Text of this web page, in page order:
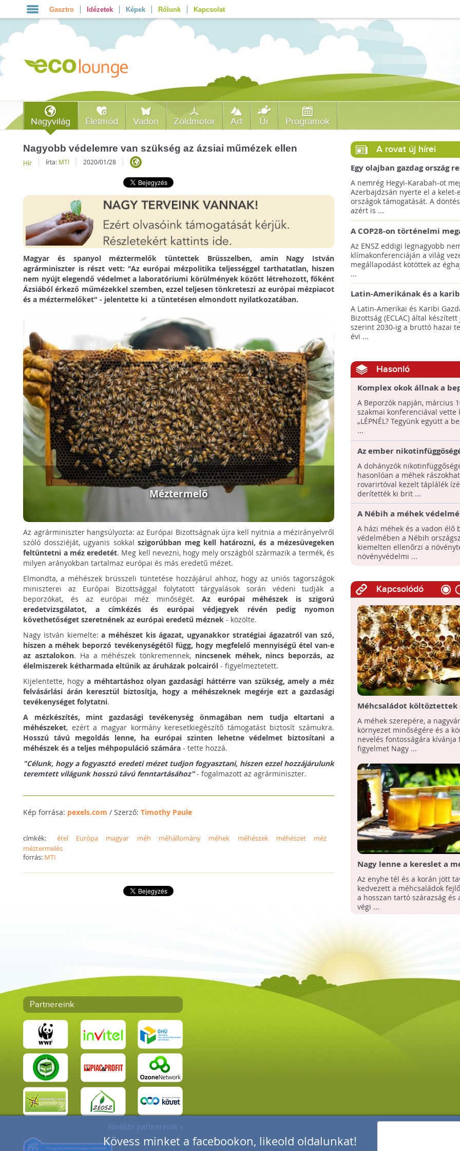
Kövess minket a facebookon, likeold oldalunkat!
Gasztro Idézetek Képek Rólunk Kapcsolat
Nagyvilág Életmód Vadon Zöldmotor Art Űr Programok
Nagyobb védelemre van szükség az ázsiai műmézek ellen
Hír írta: MTI 2020/01/28
Magyar és spanyol méztermelők tüntettek Brüsszelben, amin Nagy István
agrárminiszter is részt vett: "Az európai mézpolitika teljességgel tarthatatlan, hiszen
nem nyújt elegendő védelmet a laboratóriumi körülmények között létrehozott, főként
Ázsiából érkező műmézekkel szemben, ezzel teljesen tönkreteszi az európai mézpiacot
és a méztermelőket" - jelentette ki a tüntetésen elmondott nyilatkozatában.
Méztermelő
Az agrárminiszter hangsúlyozta: az Európai Bizottságnak újra kell nyitnia a mézirányelvről
szóló dossziéját, ugyanis sokkalszigorúbban meg kell határozni, és a mézesüvegeken
feltüntetni a méz eredetét. Meg kell nevezni, hogy mely országból származik a termék, és
milyen arányokban tartalmaz európai és más eredetű mézet.
Elmondta, a méhészek brüsszeli tüntetése hozzájárul ahhoz, hogy az uniós tagországok
miniszterei az Európai Bizottsággal folytatott tárgyalások során védeni tudják a
beporzókat, és az európai méz minőségét. Az európai méhészek is szigorú
eredetvizsgálatot, a címkézés és európai védjegyek révén pedig nyomon
követhetőséget szeretnének az európai eredetű méznek - közölte.
Nagy István kiemelte:a méhészet kis ágazat, ugyanakkor stratégiai ágazatról van szó,
hiszen a méhek beporzó tevékenységétől függ, hogy megfelelő mennyiségű étel van-e
az asztalokon. Ha a méhészek tönkremennek, nincsenek méhek, nincs beporzás, az
élelmiszerek kétharmada eltűnik az áruházak polcairól - figyelmeztetett.
Kijelentette, hogy a méhtartáshoz olyan gazdasági háttérre van szükség, amely a méz
felvásárlási árán keresztül biztosítja, hogy a méhészeknek megérje ezt a gazdasági
tevékenységet folytatni.
A mézkészítés, mint gazdasági tevékenység önmagában nem tudja eltartani a
méhészeket, ezért a magyar kormány keresetkiegészítő támogatást biztosít számukra.
Hosszú távú megoldás lenne, ha európai szinten lehetne védelmet biztosítani a
méhészek és a teljes méhpopuláció számára - tette hozzá.
"Célunk, hogy a fogyasztó eredeti mézet tudjon fogyasztani, hiszen ezzel hozzájárulunk
teremtett világunk hosszú távú fenntartásához"- fogalmazott az agrárminiszter.
Kép forrása: pexels.com / Szerző:Timothy Paule
címkék: étel Európa magyar méh méhállomány méhek méhészek méhészet
méz
méztermelés
forrás: MTI
A rovat új hírei
Egy olajban gazdag ország
jövőre a COP29 klímacsúcsot
A nemrég Hegyi-Karabah-ot
Azerbajdzsán nyerte el a kelet-
országok támogatását. A
azért is ...
A COP28-on történelmi
született! - Összefoglaló az
klímacsúcsáról
Az ENSZ eddigi legnagyobb
klímakonferenciáján a világ
megállapodást kötöttek az
...
Latin-Amerikának és a
térségnek növelniük kell
az éghajlatvédelmi célok
A Latin-Amerikai és Karibi
Bizottság (ECLAC) által
szerint 2030-ig a bruttó hazai
évi ...
Hasonló
Komplex okok állnak a
tömeges pusztulása
A Beporzók napján, március
szakmai konferenciával vette
„LÉPNÉL? Tegyünk együtt a
...
Az ember
hasonlóan a méhek
rovarirtószer ízére
A dohányzók
hasonlóan a méhek
rovarirtóval kezelt táplálék
derítették ki brit ...
A Nébih a méhek
ellenőrzi a
használatát
A házi méhek és a vadon élő
védelmében a Nébih
kiemelten ellenőrzi a
növényvédelmi ...
Kapcsolódó
Méhcsaládot költöztettek
Agrárminisztérium
A méhek szerepére, a
környezet minőségére és a
nevelés fontosságára kívánja
figyelmet Nagy ...
Nagy lenne a kereslet a
járvány miatt, de kevés
számítanak a méhészek
Az enyhe tél és a korán jött
kedvezett a méhcsaládok
a hosszan tartó szárazság és
végi ...
Partnereink
További partnereink »